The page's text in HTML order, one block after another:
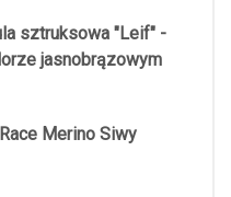
sztruksowa "Leif" -
jasnobrązowym
Merino Siwy